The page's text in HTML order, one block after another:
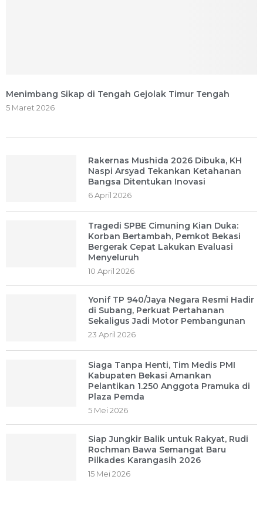
Menimbang Sikap di Tengah Gejolak Timur Tengah
5 Maret 2026
Rakernas Mushida 2026 Dibuka, KH
Naspi Arsyad Tekankan Ketahanan
Bangsa Ditentukan Inovasi
6 April 2026
Tragedi SPBE Cimuning Kian Duka:
Korban Bertambah, Pemkot Bekasi
Bergerak Cepat Lakukan Evaluasi
Menyeluruh
10 April 2026
Yonif TP 940/Jaya Negara Resmi Hadir
di Subang, Perkuat Pertahanan
Sekaligus Jadi Motor Pembangunan
23 April 2026
Siaga Tanpa Henti, Tim Medis PMI
Kabupaten Bekasi Amankan
Pelantikan 1.250 Anggota Pramuka di
Plaza Pemda
5 Mei 2026
Siap Jungkir Balik untuk Rakyat, Rudi
Rochman Bawa Semangat Baru
Pilkades Karangasih 2026
15 Mei 2026